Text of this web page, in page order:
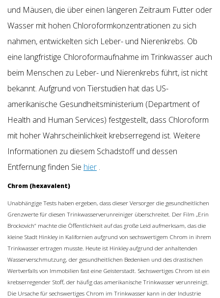
und Mäusen, die über einen längeren Zeitraum Futter oder
Wasser mit hohen Chloroformkonzentrationen zu sich
nahmen, entwickelten sich Leber- und Nierenkrebs. Ob
eine langfristige Chloroformaufnahme im Trinkwasser auch
beim Menschen zu Leber- und Nierenkrebs führt, ist nicht
bekannt. Aufgrund von Tierstudien hat das US-
amerikanische Gesundheitsministerium (Department of
Health and Human Services) festgestellt, dass Chloroform
mit hoher Wahrscheinlichkeit krebserregend ist. Weitere
Informationen zu diesem Schadstoff und dessen
Entfernung finden Sie hier .
Chrom (hexavalent)
Unabhängige Tests haben ergeben, dass dieser Versorger die gesundheitlichen
Grenzwerte für diesen Trinkwasserverunreiniger überschreitet. Der Film „Erin
Brockovich“ machte die Öffentlichkeit auf das große Leid aufmerksam, das die
kleine Stadt Hinkley in Kalifornien aufgrund von sechswertigem Chrom in ihrem
Trinkwasser ertragen musste. Heute ist Hinkley aufgrund der anhaltenden
Wasserverschmutzung, der gesundheitlichen Bedenken und des drastischen
Wertverfalls von Immobilien fast eine Geisterstadt. Sechswertiges Chrom ist ein
krebserregender Stoff, der häufig das amerikanische Trinkwasser verunreinigt.
Die Ursache für sechswertiges Chrom im Trinkwasser kann in der Industrie